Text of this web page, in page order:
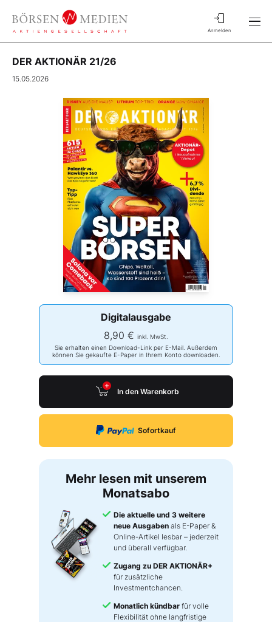
Anmelden
DER AKTIONÄR 21/26
15.05.2026
Digitalausgabe
8,90 € inkl. MwSt.
Sie erhalten einen Download-Link per E-Mail. Außerdem
können Sie gekaufte E-Paper in Ihrem Konto downloaden.
In den Warenkorb
Sofortkauf
Mehr lesen mit unserem
Monatsabo
Die aktuelle und 3 weitere
neue Ausgaben als E-Paper &
Online-Artikel lesbar – jederzeit
und überall verfügbar.
Zugang zu DER AKTIONÄR+
für zusätzliche
Investmentchancen.
Monatlich kündbar für volle
Flexibilität ohne langfristige